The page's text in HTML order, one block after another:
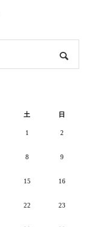
土 日
1 2
8 9
15 16
22 23